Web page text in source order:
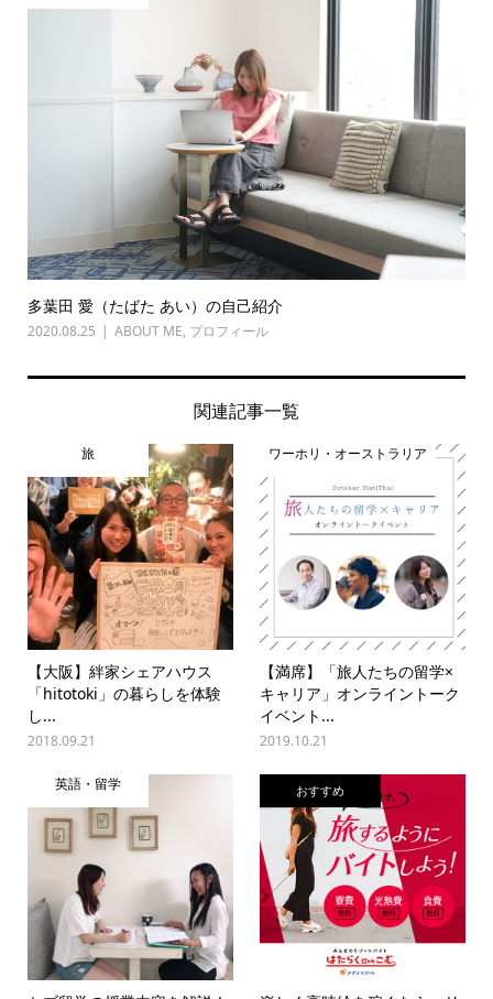
多葉田 愛（たばた あい）の自己紹介
2020.08.25 ABOUT ME, プロフィール
関連記事一覧
旅
【大阪】絆家シェアハウス
「hitotoki」の暮らしを体験
し...
2018.09.21
ワーホリ・オーストラリア
【満席】「旅人たちの留学×
キャリア」オンライントーク
イベント...
2019.10.21
英語・留学 おすすめ